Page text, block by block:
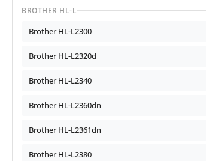
BROTHER HL-L
Brother HL-L2300
Brother HL-L2320d
Brother HL-L2340
Brother HL-L2360dn
Brother HL-L2361dn
Brother HL-L2380